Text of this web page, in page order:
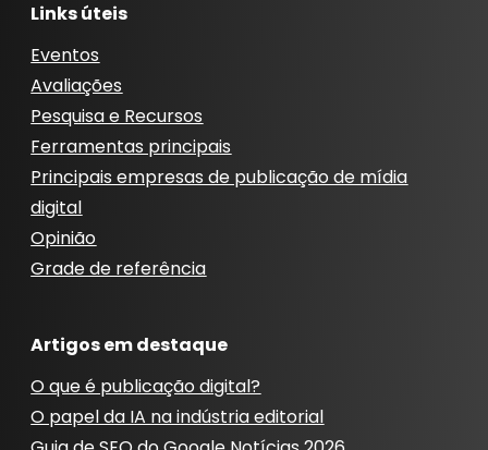
Links úteis
Eventos
Avaliações
Pesquisa e Recursos
Ferramentas principais
Principais empresas de publicação de mídia
digital
Opinião
Grade de referência
Artigos em destaque
O que é publicação digital?
O papel da IA ​​na indústria editorial